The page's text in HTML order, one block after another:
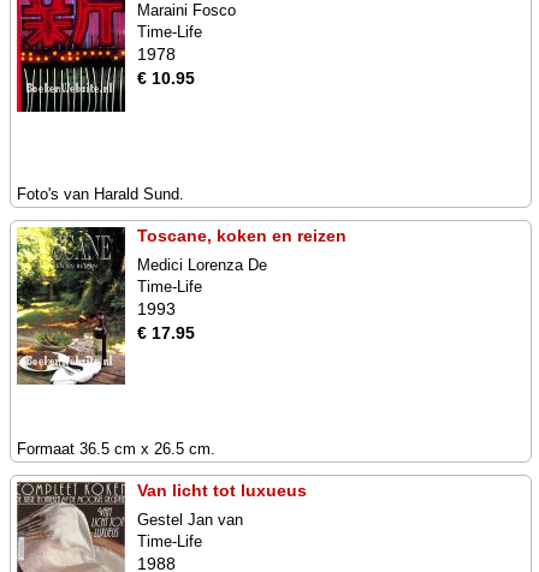
Maraini Fosco
Time-Life
1978
€ 10.95
Foto's van Harald Sund.
Toscane, koken en reizen
Medici Lorenza De
Time-Life
1993
€ 17.95
Formaat 36.5 cm x 26.5 cm.
Van licht tot luxueus
Gestel Jan van
Time-Life
1988